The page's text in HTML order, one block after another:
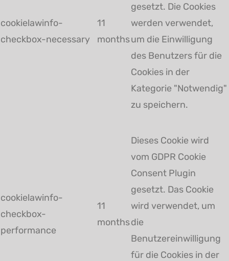
cookielawinfo-
checkbox-necessary
11
months
gesetzt. Die Cookies
werden verwendet,
um die Einwilligung
des Benutzers für die
Cookies in der
Kategorie "Notwendig"
zu speichern.
cookielawinfo-
checkbox-
performance
11
months
Dieses Cookie wird
vom GDPR Cookie
Consent Plugin
gesetzt. Das Cookie
wird verwendet, um
die
Benutzereinwilligung
für die Cookies in der